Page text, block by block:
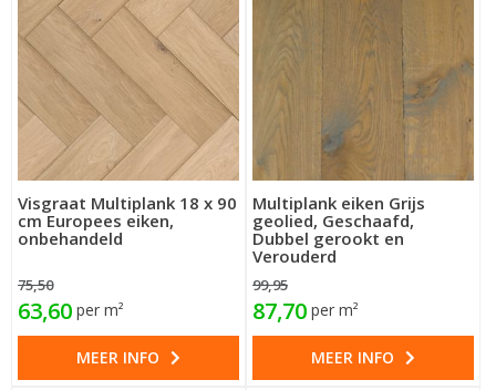
Visgraat Multiplank 18 x 90
cm Europees eiken,
onbehandeld
75,50
63,60 per m²
MEER INFO
Multiplank eiken Grijs
geolied, Geschaafd,
Dubbel gerookt en
Verouderd
99,95
87,70 per m²
MEER INFO